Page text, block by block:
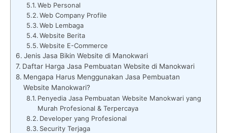
Web Personal
Web Company Profile
Web Lembaga
Website Berita
Website E-Commerce
Jenis Jasa Bikin Website di Manokwari
Daftar Harga Jasa Pembuatan Website di Manokwari
Mengapa Harus Menggunakan Jasa Pembuatan
Website Manokwari?
Penyedia Jasa Pembuatan Website Manokwari yang
Murah Profesional & Terpercaya
Developer yang Profesional
Security Terjaga